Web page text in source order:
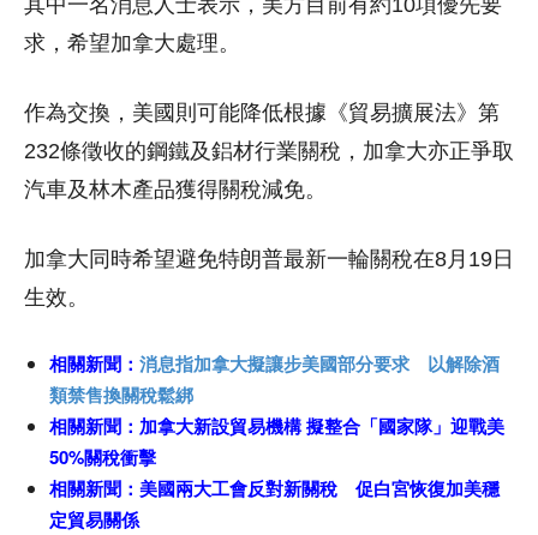
求，希望加拿大處理。
作為交換，美國則可能降低根據《貿易擴展法》第
232條徵收的鋼鐵及鋁材行業關稅，加拿大亦正爭取
汽車及林木產品獲得關稅減免。
加拿大同時希望避免特朗普最新一輪關稅在8月19日
生效。
相關新聞： 消息指加拿大擬讓步美國部分要求 以解除酒
類禁售換關稅鬆綁
相關新聞： 加拿大新設貿易機構 擬整合「國家隊」迎戰美
50%關稅衝擊
相關新聞： 美國兩大工會反對新關稅 促白宮恢復加美穩
定貿易關係